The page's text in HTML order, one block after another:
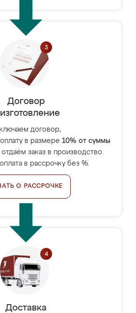
Договор
договор,
в размере 10% от суммы
заказ в производство.
в рассрочку без %.
О РАССРОЧКЕ
Доставка